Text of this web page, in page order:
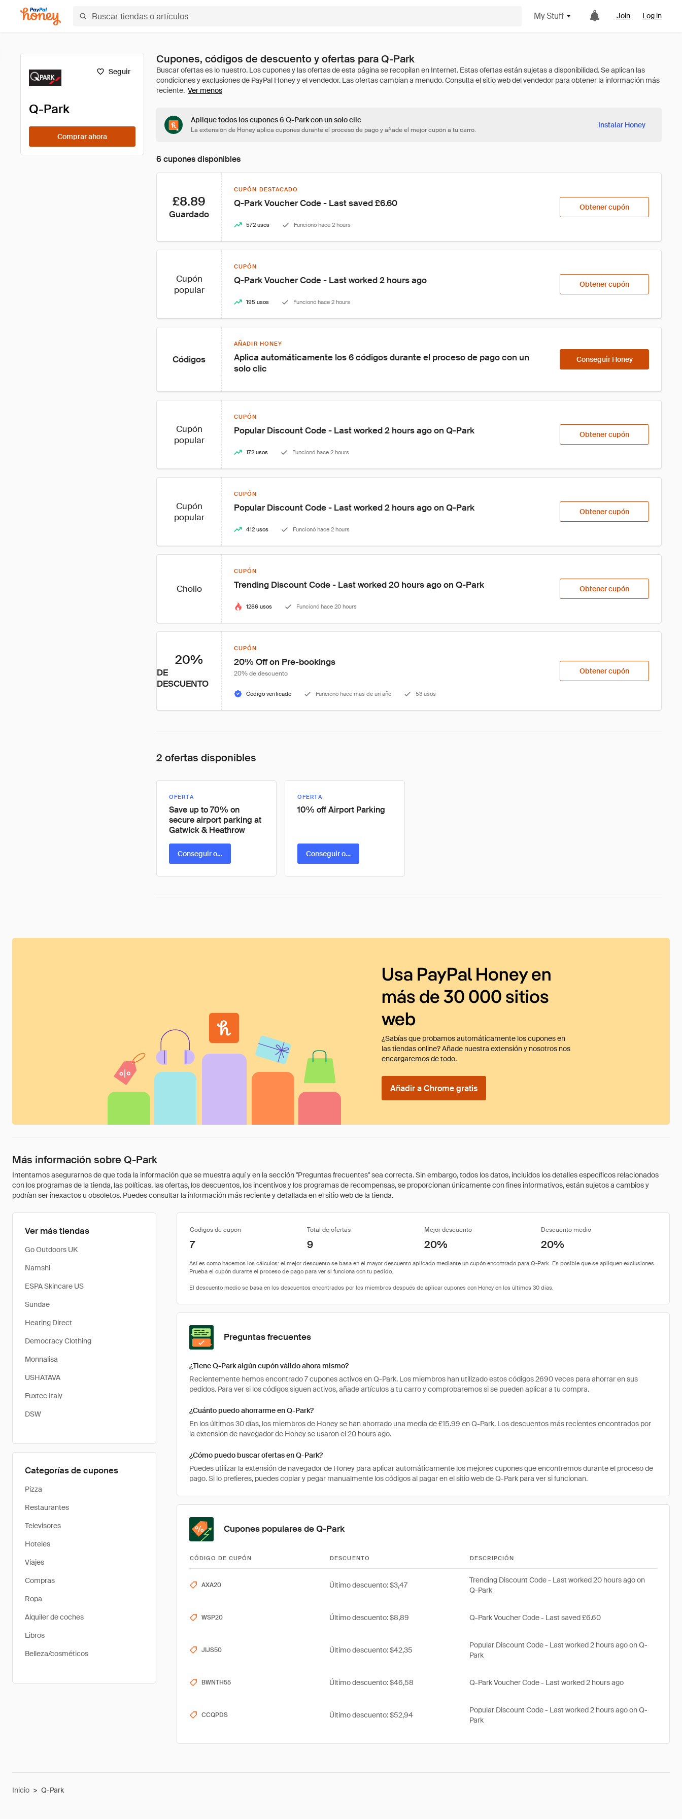
My Stuff Join Log in
Seguir
Q-Park
Comprar ahora
Cupones, códigos de descuento y ofertas para Q-Park
Ver menos
Aplique todos los cupones 6 Q-Park con un solo clic
La extensión de Honey aplica cupones durante el proceso de pago y añade el mejor cupón a tu carro.
Instalar Honey
6 cupones disponibles
£8.89
Guardado
CUPÓN DESTACADO
Q-Park Voucher Code - Last saved £6.60
572 usos Funcionó hace 2 hours
Obtener cupón
Cupón
popular
CUPÓN
Q-Park Voucher Code - Last worked 2 hours ago
195 usos Funcionó hace 2 hours
Obtener cupón
Códigos
AÑADIR HONEY
Aplica automáticamente los 6 códigos durante el proceso de pago con un
solo clic
Conseguir Honey
Cupón
popular
CUPÓN
Popular Discount Code - Last worked 2 hours ago on Q-Park
172 usos Funcionó hace 2 hours
Obtener cupón
Cupón
popular
CUPÓN
Popular Discount Code - Last worked 2 hours ago on Q-Park
412 usos Funcionó hace 2 hours
Obtener cupón
Chollo
CUPÓN
Trending Discount Code - Last worked 20 hours ago on Q-Park
1286 usos Funcionó hace 20 hours
Obtener cupón
20%
DE
DESCUENTO
CUPÓN
20% Off on Pre-bookings
20% de descuento
Código verificado Funcionó hace más de un año 53 usos
Obtener cupón
2 ofertas disponibles
OFERTA
Save up to 70% on
secure airport parking at
Gatwick & Heathrow
Conseguir oferta
OFERTA
10% off Airport Parking
Conseguir oferta
Usa PayPal Honey en
más de 30 000 sitios
web
¿Sabías que probamos automáticamente los cupones en
las tiendas online? Añade nuestra extensión y nosotros nos
encargaremos de todo.
Añadir a Chrome gratis
Más información sobre Q-Park
Intentamos asegurarnos de que toda la información que se muestra aquí y en la sección "Preguntas frecuentes" sea correcta. Sin embargo, todos los datos, incluidos los detalles específicos relacionados
con los programas de la tienda, las políticas, las ofertas, los descuentos, los incentivos y los programas de recompensas, se proporcionan únicamente con fines informativos, están sujetos a cambios y
podrían ser inexactos u obsoletos. Puedes consultar la información más reciente y detallada en el sitio web de la tienda.
Ver más tiendas
Go Outdoors UK
Namshi
ESPA Skincare US
Sundae
Hearing Direct
Democracy Clothing
Monnalisa
USHATAVA
Fuxtec Italy
DSW
Categorías de cupones
Pizza
Restaurantes
Televisores
Hoteles
Viajes
Compras
Ropa
Alquiler de coches
Libros
Belleza/cosméticos
Códigos de cupón Total de ofertas Mejor descuento Descuento medio
7 9 20% 20%
Preguntas frecuentes
¿Tiene Q-Park algún cupón válido ahora mismo?
Recientemente hemos encontrado 7 cupones activos en Q-Park. Los miembros han utilizado estos códigos 2690 veces para ahorrar en sus
pedidos. Para ver si los códigos siguen activos, añade artículos a tu carro y comprobaremos si se pueden aplicar a tu compra.
¿Cuánto puedo ahorrarme en Q-Park?
En los últimos 30 días, los miembros de Honey se han ahorrado una media de £15.99 en Q-Park. Los descuentos más recientes encontrados por
la extensión de navegador de Honey se usaron el 20 hours ago.
¿Cómo puedo buscar ofertas en Q-Park?
Puedes utilizar la extensión de navegador de Honey para aplicar automáticamente los mejores cupones que encontremos durante el proceso de
pago. Si lo prefieres, puedes copiar y pegar manualmente los códigos al pagar en el sitio web de Q-Park para ver si funcionan.
Cupones populares de Q-Park
CÓDIGO DE CUPÓN DESCUENTO DESCRIPCIÓN
AXA20 Último descuento: $3,47
Trending Discount Code - Last worked 20 hours ago on
Q-Park
WSP20 Último descuento: $8,89 Q-Park Voucher Code - Last saved £6.60
JIJS50 Último descuento: $42,35
Popular Discount Code - Last worked 2 hours ago on Q-
Park
BWNTH55 Último descuento: $46,58 Q-Park Voucher Code - Last worked 2 hours ago
CCQPDS Último descuento: $52,94
Popular Discount Code - Last worked 2 hours ago on Q-
Park
Inicio > Q-Park